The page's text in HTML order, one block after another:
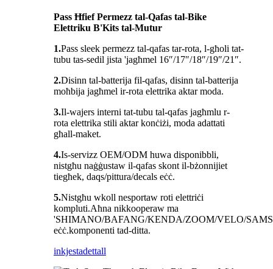
Pass Ħfief Permezz tal-Qafas tal-Bike
Elettriku B'Kits tal-Mutur
1.Pass sleek permezz tal-qafas tar-rota, l-għoli tat-
tubu tas-sedil jista 'jagħmel 16″/17″/18″/19″/21″.
2.Disinn tal-batterija fil-qafas, disinn tal-batterija
moħbija jagħmel ir-rota elettrika aktar moda.
3.Il-wajers interni tat-tubu tal-qafas jagħmlu r-
rota elettrika stili aktar konċiżi, moda adattati
għall-maket.
4.Is-servizz OEM/ODM huwa disponibbli,
nistgħu naġġustaw il-qafas skont il-bżonnijiet
tiegħek, daqs/pittura/decals eċċ.
5.Nistgħu wkoll nesportaw roti elettriċi
kompluti.Aħna nikkooperaw ma
'SHIMANO/BAFANG/KENDA/ZOOM/VELO/
eċċ.komponenti tad-ditta.
inkjestadettall